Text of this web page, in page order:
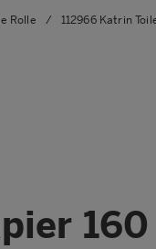
Rolle / 112966 Katrin